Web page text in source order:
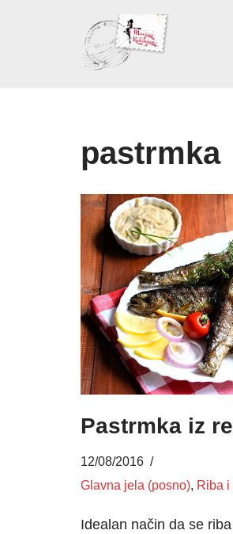
pastrmka
Pastrmka iz
12/08/2016
Glavna jela (posno), Riba i
Idealan način da se